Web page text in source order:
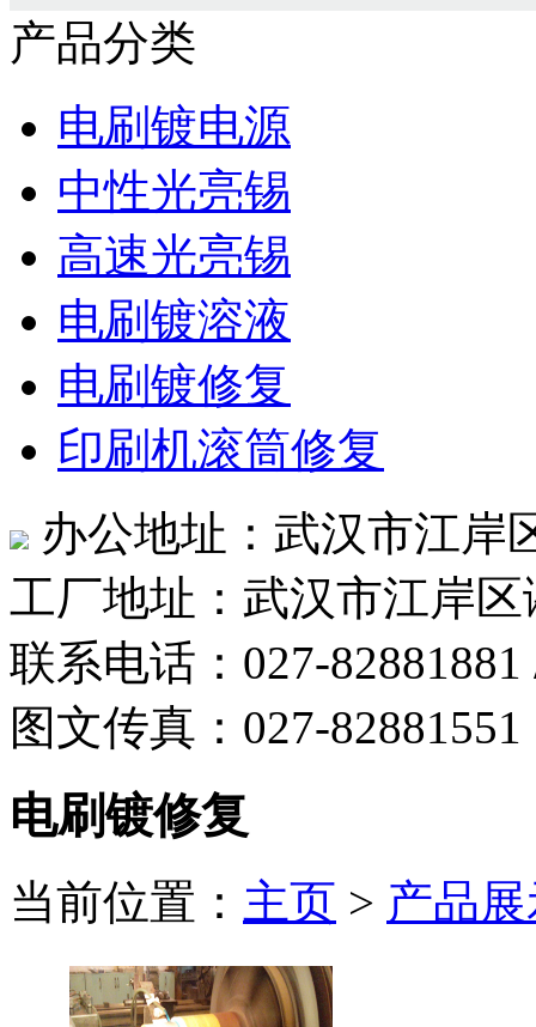
产品分类
电刷镀电源
中性光亮锡
高速光亮锡
电刷镀溶液
电刷镀修复
印刷机滚筒修复
办公地址：武汉市江岸
工厂地址：武汉市江岸
联系电话：027-82881881
图文传真：027-82881551
电刷镀修复
当前位置： 主页 > 产品